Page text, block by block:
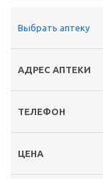
Выбрать аптеку